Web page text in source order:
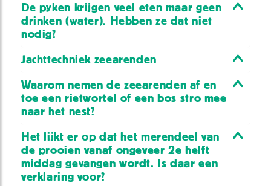
De pyken krijgen veel eten maar geen
drinken (water). Hebben ze dat niet
nodig?
Jachttechniek zeearenden
Waarom nemen de zeearenden af en
toe een rietwortel of een bos stro mee
naar het nest?
Het lijkt er op dat het merendeel van
de prooien vanaf ongeveer 2e helft
middag gevangen wordt. Is daar een
verklaring voor?